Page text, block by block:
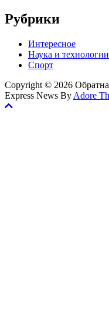
Рубрики
Интересное
Наука и технологии
Спорт
Copyright © 2026
Express News By Adore